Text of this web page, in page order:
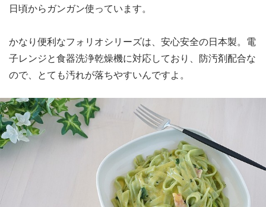
日頃からガンガン使っています。
かなり便利なフォリオシリーズは、安心安全の日本製。電
子レンジと食器洗浄乾燥機に対応しており、防汚剤配合な
ので、とても汚れが落ちやすいんですよ。